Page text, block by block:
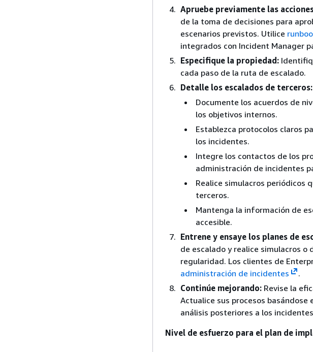
Apruebe previamente las
de la toma de decisiones para
escenarios previstos. Utilice
integrados con Incident Manager
Especifique la propiedad:
cada paso de la ruta de escalado.
Detalle los escalados de terceros:
Documente los acuerdos de
los objetivos internos.
Establezca protocolos claros
los incidentes.
Integre los contactos de los
administración de incidentes
Realice simulacros periódicos
terceros.
Mantenga la información de
accesible.
Entrene y ensaye los planes de
de escalado y realice simulacros
regularidad. Los clientes de
administración de incidentes
.
Continúe mejorando: Revise la
Actualice sus procesos
análisis posteriores a los
Nivel de esfuerzo para el plan de